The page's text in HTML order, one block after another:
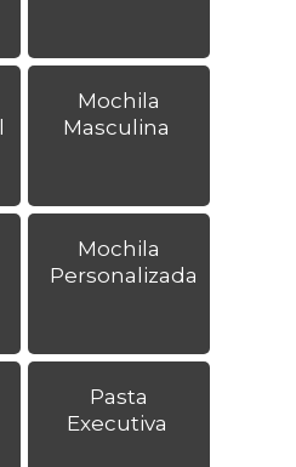
Mochila
Masculina
Mochila
Personalizada
Pasta
Executiva